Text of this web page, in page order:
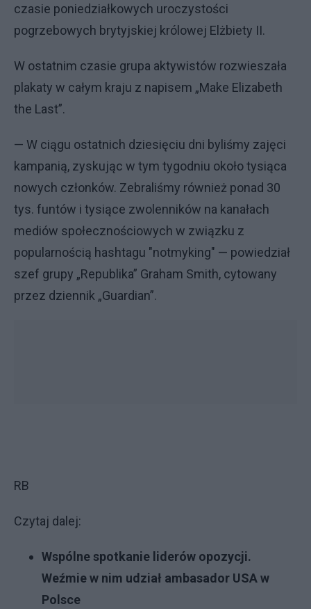
czasie poniedziałkowych uroczystości
pogrzebowych brytyjskiej królowej Elżbiety II.
W ostatnim czasie grupa aktywistów rozwieszała
plakaty w całym kraju z napisem „Make Elizabeth
the Last”.
— W ciągu ostatnich dziesięciu dni byliśmy zajęci
kampanią, zyskując w tym tygodniu około tysiąca
nowych członków. Zebraliśmy również ponad 30
tys. funtów i tysiące zwolenników na kanałach
mediów społecznościowych w związku z
popularnością hashtagu "notmyking" — powiedział
szef grupy „Republika” Graham Smith, cytowany
przez dziennik „Guardian”.
RB
Czytaj dalej:
Wspólne spotkanie liderów opozycji.
Weźmie w nim udział ambasador USA w
Polsce